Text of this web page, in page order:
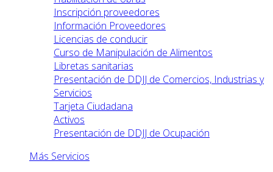
Inscripción proveedores
Información Proveedores
Licencias de conducir
Curso de Manipulación de Alimentos
Libretas sanitarias
Presentación de DDJJ de Comercios, Industrias y
Servicios
Tarjeta Ciudadana
Activos
Presentación de DDJJ de Ocupación
Más Servicios